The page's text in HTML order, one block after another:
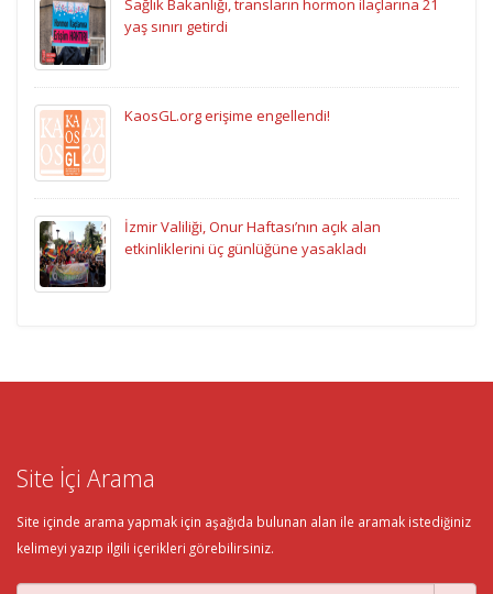
Sağlık Bakanlığı, transların hormon ilaçlarına 21
yaş sınırı getirdi
KaosGL.org erişime engellendi!
İzmir Valiliği, Onur Haftası’nın açık alan
etkinliklerini üç günlüğüne yasakladı
Site İçi Arama
Site içinde arama yapmak için aşağıda bulunan alan ile aramak istediğiniz
kelimeyi yazıp ilgili içerikleri görebilirsiniz.